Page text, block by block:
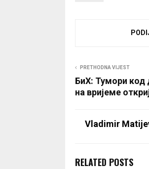
PRETHODNA VIJEST
БиХ: Тумори код
на вријеме
Vladimir
RELATED POSTS